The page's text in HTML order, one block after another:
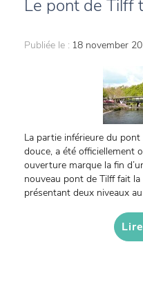
Le pont de Tilff
Publiée le : 18 november
La partie inférieure du
douce, a été officiellement
ouverture marque la fin
nouveau pont de Tilff fait
présentant deux niveaux